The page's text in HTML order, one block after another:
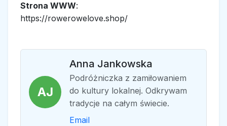
Strona WWW:
https://rowerowelove.shop/
AJ
Anna Jankowska
Podróżniczka z zamiłowaniem
do kultury lokalnej. Odkrywam
tradycje na całym świecie.
Email